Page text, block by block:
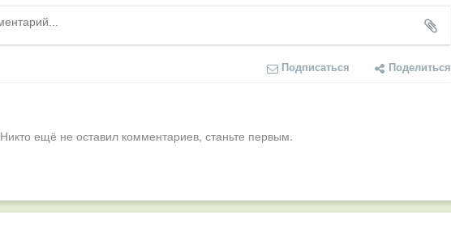
Подписаться Поделиться
Никто ещё не оставил комментариев, станьте первым.